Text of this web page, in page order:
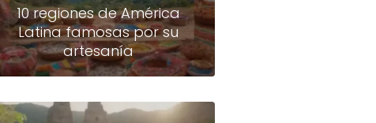
10 regiones de América
Latina famosas por su
artesanía